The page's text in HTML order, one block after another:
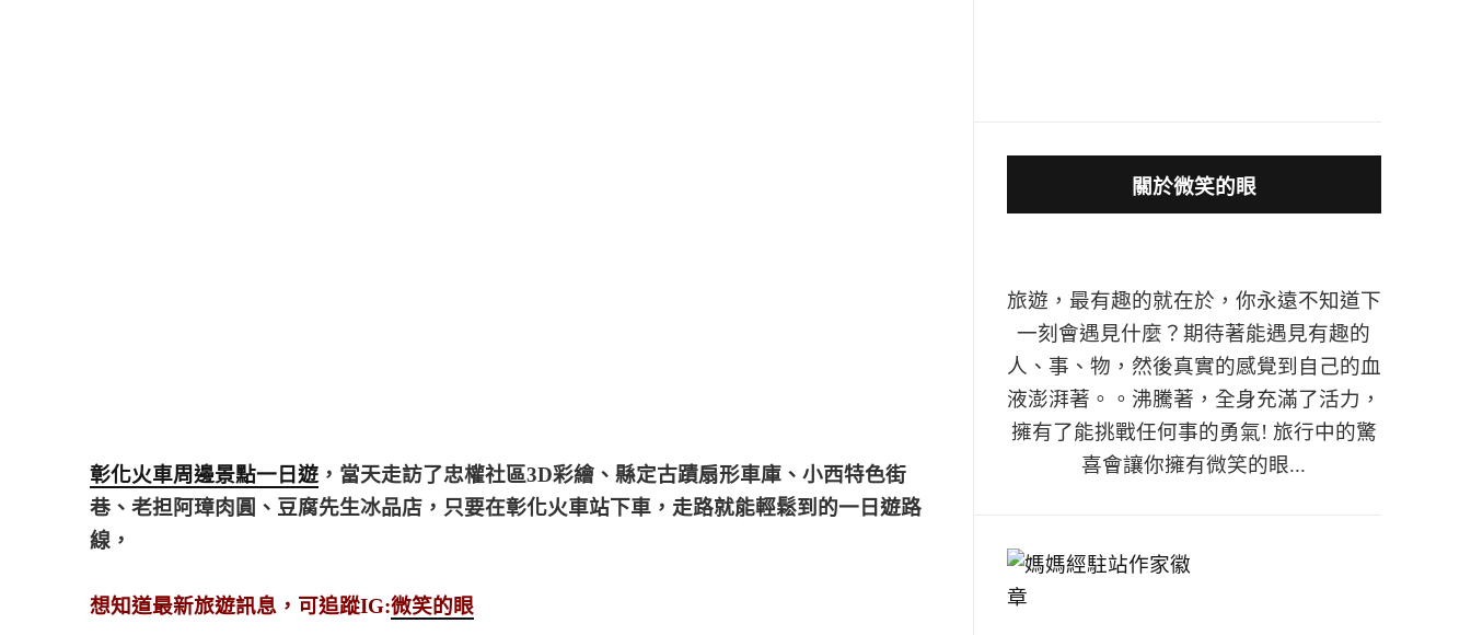
彰化火車周邊景點一日遊 ，當天走訪了忠權社區3D彩繪、縣定古蹟扇形車庫、小西特色街
巷、老担阿璋肉圓、豆腐先生冰品店，只要在彰化火車站下車，走路就能輕鬆到的一日遊路
線，
想知道最新旅遊訊息，可追蹤IG:微笑的眼
關於微笑的眼
旅遊，最有趣的就在於，你永遠不知道下
一刻會遇見什麼？期待著能遇見有趣的
人、事、物，然後真實的感覺到自己的血
液澎湃著。。沸騰著，全身充滿了活力，
擁有了能挑戰任何事的勇氣! 旅行中的驚
喜會讓你擁有微笑的眼...